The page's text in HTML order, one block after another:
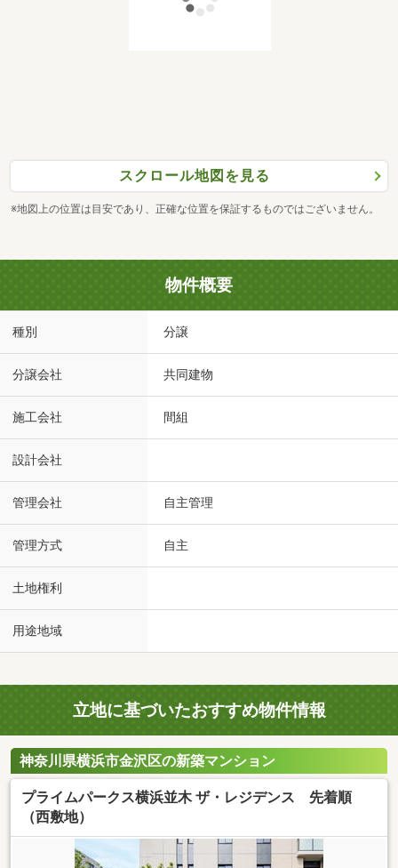
スクロール地図を見る
※地図上の位置は目安であり、正確な位置を保証するものではございません。
物件概要
種別 分譲
分譲会社 共同建物
施工会社 間組
設計会社
管理会社 自主管理
管理方式 自主
土地権利
用途地域
立地に基づいたおすすめ物件情報
神奈川県横浜市金沢区の新築マンション
プライムパークス横浜並木 ザ・レジデンス 先着順
（西敷地）